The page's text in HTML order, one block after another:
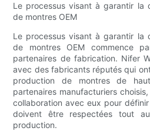
Le processus visant à garantir la
de montres OEM
Le processus visant à garantir la
de montres OEM commence
partenaires de fabrication. Nifer
avec des fabricants réputés qui
production de montres de
partenaires manufacturiers
collaboration avec eux pour
doivent être respectées tout
production.